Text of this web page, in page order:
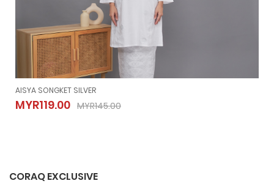
AISYA SONGKET SILVER
MYR119.00 MYR145.00
AISYA SONGKET SILVER
MYR119.00 MYR145.00
CORAQ EXCLUSIVE